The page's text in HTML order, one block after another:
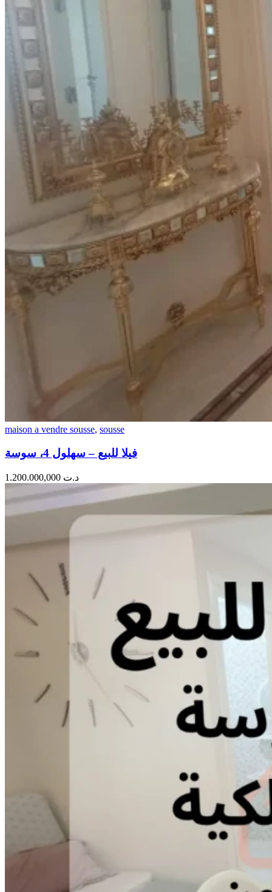
maison a vendre sousse, sousse
فيلا للبيع – سهلول 4، سوسة
د.ت